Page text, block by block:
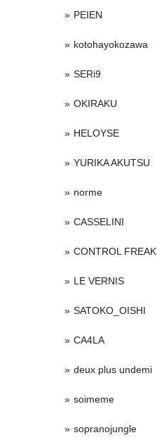
PEIEN
kotohayokozawa
SERi9
OKIRAKU
HELOYSE
YURIKA AKUTSU
norme
CASSELINI
CONTROL FREAK
LE VERNIS
SATOKO_OISHI
CA4LA
deux plus undemi
soimeme
sopranojungle